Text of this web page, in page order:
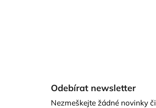
Odebírat newsletter
Nezmeškejte žádné novinky